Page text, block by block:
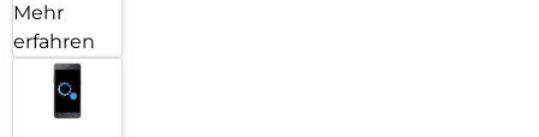
Mehr
erfahren